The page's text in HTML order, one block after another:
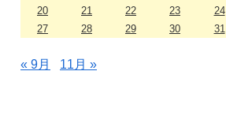
20
21 22 23 24
27
28 29 30 31
« 9月 11月 »